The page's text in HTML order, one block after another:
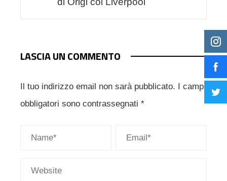
LASCIA UN COMMENTO
Il tuo indirizzo email non sarà pubblicato. I campi
obbligatori sono contrassegnati *